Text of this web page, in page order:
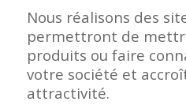
Nous réalisons des
permettront de
produits ou faire
votre société et
attractivité.